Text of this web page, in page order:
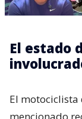
El estado
El
mencionado